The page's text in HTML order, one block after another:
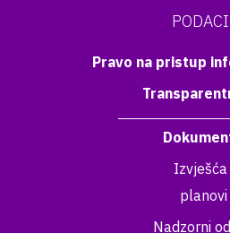
PODACI
Pravo na pristup
Izvješća
planovi
Nadzorni